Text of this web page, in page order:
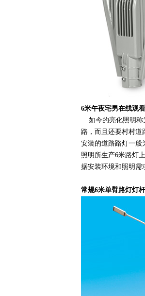
6米午夜宅男在线观
如今的亮化照明称
路，而且还要村村道
安装的道路路灯一般
照明所生产6米路灯
据安装环境和照明需
常规6米单臂路灯灯